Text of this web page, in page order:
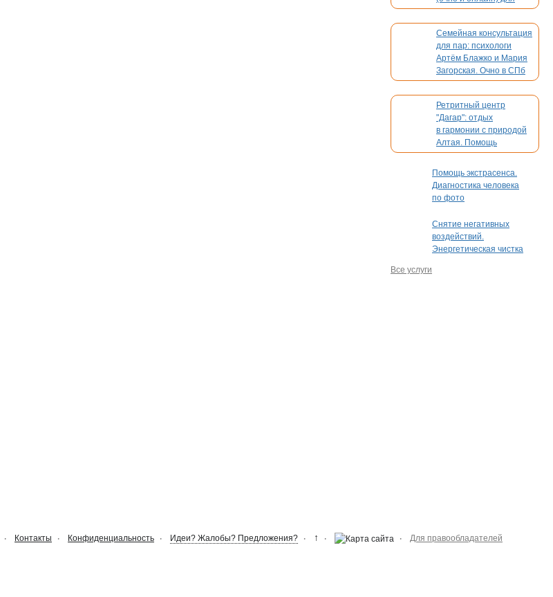
взрослых и детей
Семейная консультация
для пар: психологи
Артём Блажко и Мария
Загорская. Очно в СПб
и онлайн
Ретритный центр
"Дагар": отдых
в гармонии с природой
Алтая. Помощь
в организации вашего
мероприятия
Помощь экстрасенса.
Диагностика человека
по фото
Снятие негативных
воздействий.
Энергетическая чистка
Все услуги
Контакты Конфиденциальность Идеи? Жалобы? Предложения? ↑ Для правообладателей